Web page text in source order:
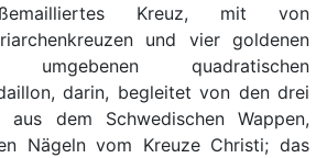
Kreuz, mit von
und vier goldenen
umgebenen quadratischen
darin, begleitet von den drei
aus dem Schwedischen Wappen,
Nägeln vom Kreuze Christi; das